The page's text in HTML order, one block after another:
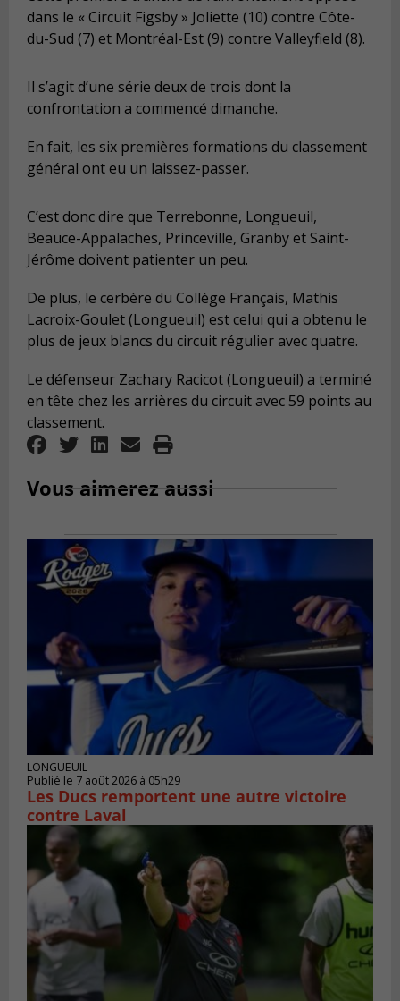
dans le « Circuit Figsby » Joliette (10) contre Côte-
du-Sud (7) et Montréal-Est (9) contre Valleyfield (8).
Il s’agit d’une série deux de trois dont la
confrontation a commencé dimanche.
En fait, les six premières formations du classement
général ont eu un laissez-passer.
C’est donc dire que Terrebonne, Longueuil,
Beauce-Appalaches, Princeville, Granby et Saint-
Jérôme doivent patienter un peu.
De plus, le cerbère du Collège Français, Mathis
Lacroix-Goulet (Longueuil) est celui qui a obtenu le
plus de jeux blancs du circuit régulier avec quatre.
Le défenseur Zachary Racicot (Longueuil) a terminé
en tête chez les arrières du circuit avec 59 points au
classement.
Vous aimerez aussi
LONGUEUIL
Publié le 7 août 2026 à 05h29
Les Ducs remportent une autre victoire
contre Laval